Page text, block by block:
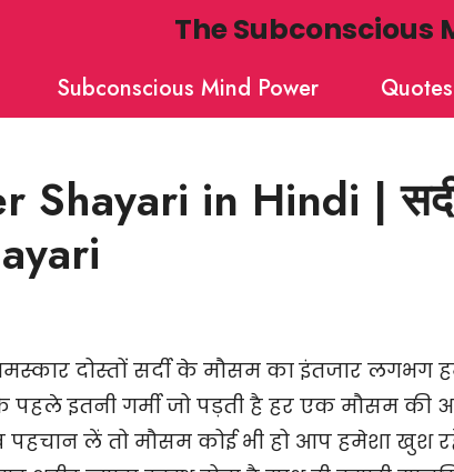
The Subconscious
Subconscious Mind Power Quotes
in Hindi |
दोस्तों सर्दी के मौसम का इंतजार लगभग
इतनी गर्मी जो पड़ती है हर एक मौसम की
लें तो मौसम कोई भी हो आप हमेशा खुश